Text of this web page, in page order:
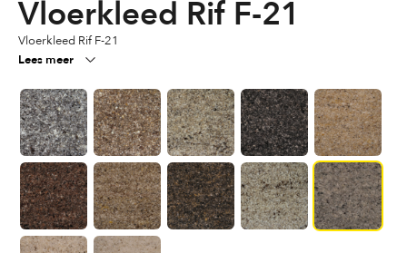
Vloerkleed Rif F-21
Vloerkleed Rif F-21
Lees meer